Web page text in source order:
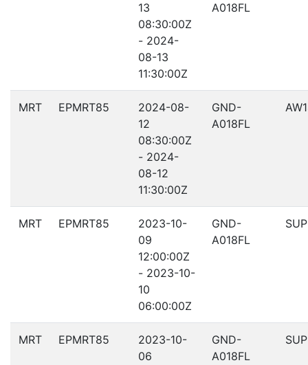
13
08:30:00Z
- 2024-
08-13
11:30:00Z
A018FL
MRT EPMRT85
2024-08-
12
08:30:00Z
- 2024-
08-12
11:30:00Z
GND-
A018FL
MRT EPMRT85
2023-10-
09
12:00:00Z
- 2023-10-
10
06:00:00Z
GND-
A018FL
MRT EPMRT85
2023-10-
06
GND-
A018FL